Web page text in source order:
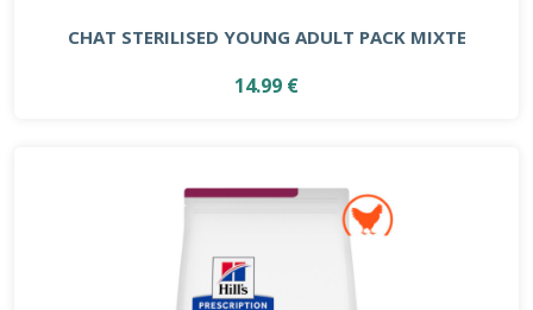
CHAT STERILISED YOUNG ADULT PACK MIXTE
14.99 €